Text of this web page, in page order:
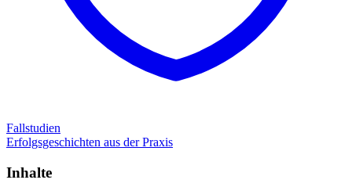
Fallstudien
Erfolgsgeschichten aus der Praxis
Inhalte